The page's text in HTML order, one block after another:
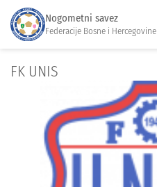
Nogometni savez
Federacije Bosne i Hercegovine
FK UNIS